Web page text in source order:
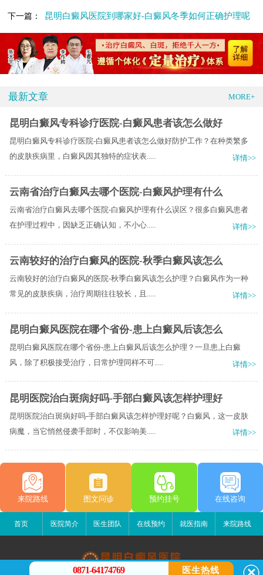
下一篇： 昆明白癜风医院到哪家好-白癜风冬季如何正确护理呢
最新文章 MORE+
昆明白癜风专科诊疗医院-白癜风患者该怎么做好
昆明白癜风专科诊疗医院-白癜风患者该怎么做好防护工作？在种类繁多
的皮肤疾病里，白癜风因其独特的症状表.....
详情>>
云南省治疗白癜风去哪个医院-白癜风护理有什么
云南省治疗白癜风去哪个医院-白癜风护理有什么误区？很多白癜风患者
在护理过程中，因缺乏正确认知，不小心.....
详情>>
云南较好的治疗白癜风的医院-秋季白癜风该怎么
云南较好的治疗白癜风的医院-秋季白癜风该怎么护理？白癜风作为一种
常见的皮肤疾病，治疗周期往往较长，且.....
详情>>
昆明白癜风医院在哪个省份-患上白癜风后该怎么
昆明白癜风医院在哪个省份-患上白癜风后该怎么护理？一旦患上白癜
风，除了积极接受治疗，日常护理同样不可.....
详情>>
昆明医院治白斑病好吗-手部白癜风该怎样护理好
昆明医院治白斑病好吗-手部白癜风该怎样护理好呢？白癜风，这一皮肤
病魔，当它悄然侵袭手部时，不仅影响美.....
详情>>
来院路线 图文问诊 预约挂号 在线咨询
首页 医院简介 医生团队 在线预约 就医指南 来院路线
0871-64174769 医生热线